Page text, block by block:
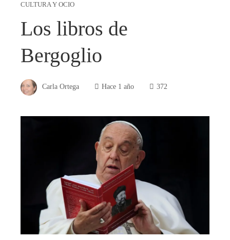
CULTURA Y OCIO
Los libros de
Bergoglio
Carla Ortega Hace 1 año 372